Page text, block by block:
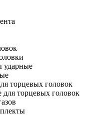
ударные
торцевых головок
торцевых головок